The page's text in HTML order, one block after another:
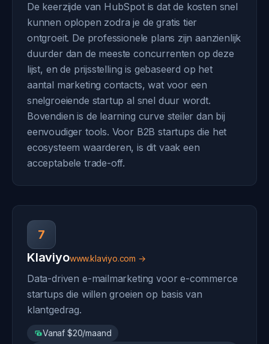
De keerzijde van HubSpot is dat de kosten snel
kunnen oplopen zodra je de gratis tier
ontgroeit. De professionele plans zijn aanzienlijk
duurder dan de meeste concurrenten op deze
lijst, en de prijsstelling is gebaseerd op het
aantal marketing contacts, wat voor een
snelgroeiende startup al snel duur wordt.
Bovendien is de learning curve steiler dan bij
eenvoudiger tools. Voor B2B startups die het
ecosysteem waarderen, is dit vaak een
acceptabele trade-off.
7
Klaviyowww.klaviyo.com →
Data-driven e-mailmarketing voor e-commerce
startups die willen groeien op basis van
klantgedrag.
Vanaf $20/maand